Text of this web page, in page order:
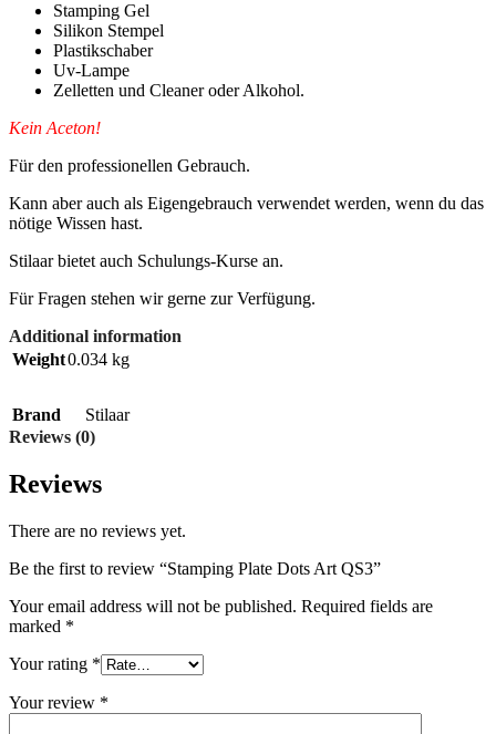
Stamping Gel
Silikon Stempel
Plastikschaber
Uv-Lampe
Zelletten und Cleaner oder Alkohol.
Kein Aceton!
Für den professionellen Gebrauch.
Kann aber auch als Eigengebrauch verwendet werden, wenn du das
nötige Wissen hast.
Stilaar bietet auch Schulungs-Kurse an.
Für Fragen stehen wir gerne zur Verfügung.
Additional information
Weight0.034 kg
Brand
Stilaar
Reviews (0)
Reviews
There are no reviews yet.
Be the first to review “Stamping Plate Dots Art QS3”
Your email address will not be published. Required fields are
marked *
Your rating *
Your review *